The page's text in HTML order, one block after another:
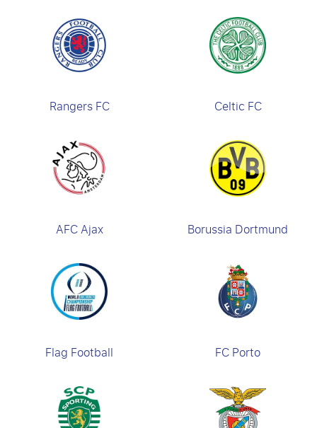
Rangers FC Celtic FC
AFC Ajax Borussia Dortmund
Flag Football FC Porto